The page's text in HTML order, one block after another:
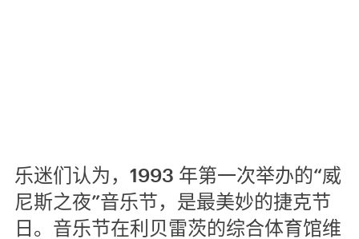
乐迷们认为，1993 年第一次举办的“威
尼斯之夜”音乐节，是最美妙的捷克节
日。音乐节在利贝雷茨的综合体育馆维